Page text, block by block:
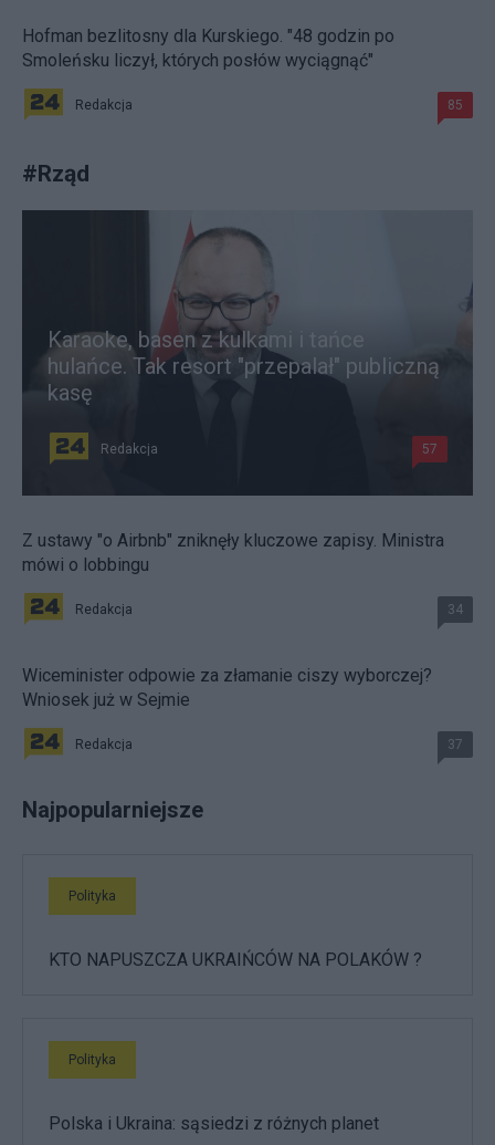
Hofman bezlitosny dla Kurskiego. "48 godzin po
Smoleńsku liczył, których posłów wyciągnąć"
Redakcja 85
#Rząd
Karaoke, basen z kulkami i tańce
hulańce. Tak resort "przepalał" publiczną
kasę
Redakcja 57
Z ustawy "o Airbnb" zniknęły kluczowe zapisy. Ministra
mówi o lobbingu
Redakcja 34
Wiceminister odpowie za złamanie ciszy wyborczej?
Wniosek już w Sejmie
Redakcja 37
Najpopularniejsze
Polityka
KTO NAPUSZCZA UKRAIŃCÓW NA POLAKÓW ?
Polityka
Polska i Ukraina: sąsiedzi z różnych planet